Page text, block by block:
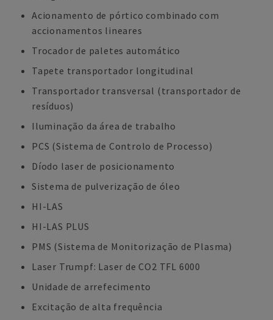
Acionamento de pórtico combinado com
accionamentos lineares
Trocador de paletes automático
Tapete transportador longitudinal
Transportador transversal (transportador de
resíduos)
Iluminação da área de trabalho
PCS (Sistema de Controlo de Processo)
Díodo laser de posicionamento
Sistema de pulverização de óleo
HI-LAS
HI-LAS PLUS
PMS (Sistema de Monitorização de Plasma)
Laser Trumpf: Laser de CO2 TFL 6000
Unidade de arrefecimento
Excitação de alta frequência